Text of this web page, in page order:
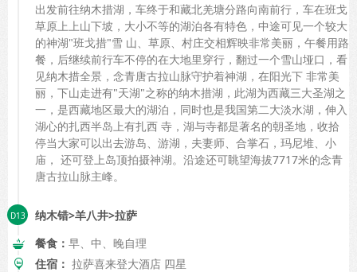
出发前往纳木措湖，车终于和藏北羌塘分路向南前行，车在班戈
草原上上山下坡，大小不等的湖泊各有特色，中途可见一个较大
的神湖"班戈措"雪 山、草原、村庄交相辉映非常美丽，午餐用路
餐，后继续前行车不停的在大地里穿行，翻过一个雪山垭口，看
见纳木措全景，念青唐古拉山脉守护着神湖，在阳光下 非常美
丽，下山走进有"天湖"之称的纳木措湖，此湖为西藏三大圣湖之
一，是西藏地区最大的湖泊，同时也是我国第二大淡水湖，伸入
湖心的扎西半岛上有扎西 寺，湖与寺都是著名的朝圣地，收拾
停当大家可以出去游岛、游湖，夫妻师、合掌石，玛尼堆、小
庙， 还可登上岛顶拍摄神湖。沿途还可眺望海拔7717米的念青
唐古拉山脉主峰。
纳木错>羊八井>拉萨
餐食： 早、中、晚自理
住宿： 拉萨喜来登大酒店 四星